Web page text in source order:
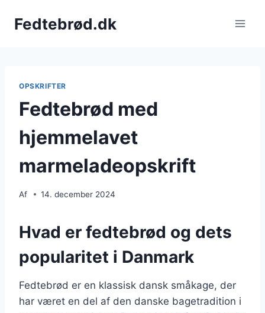
Fedtebrød.dk
OPSKRIFTER
Fedtebrød med
hjemmelavet
marmeladeopskrift
Af 14. december 2024
Hvad er fedtebrød og dets
popularitet i Danmark
Fedtebrød er en klassisk dansk småkage, der
har været en del af den danske bagetradition i